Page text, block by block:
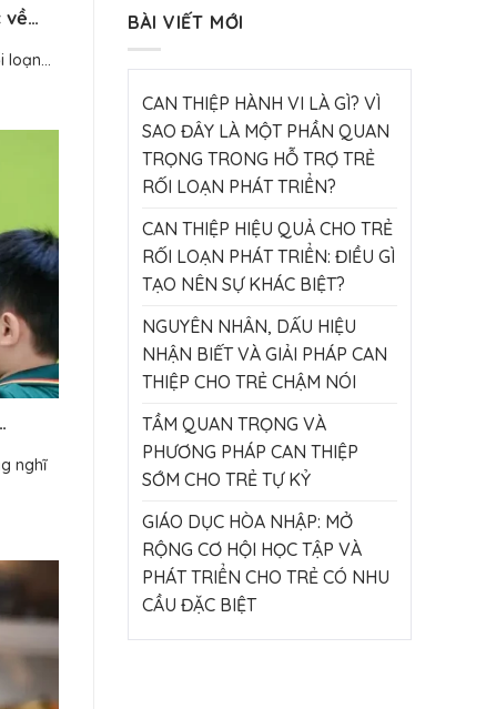
về
loạn...
nghĩ
BÀI VIẾT MỚI
CAN THIỆP HÀNH VI LÀ GÌ? VÌ
SAO ĐÂY LÀ MỘT PHẦN QUAN
TRỌNG TRONG HỖ TRỢ TRẺ
RỐI LOẠN PHÁT TRIỂN?
CAN THIỆP HIỆU QUẢ CHO TRẺ
RỐI LOẠN PHÁT TRIỂN: ĐIỀU GÌ
TẠO NÊN SỰ KHÁC BIỆT?
NGUYÊN NHÂN, DẤU HIỆU
NHẬN BIẾT VÀ GIẢI PHÁP CAN
THIỆP CHO TRẺ CHẬM NÓI
TẦM QUAN TRỌNG VÀ
PHƯƠNG PHÁP CAN THIỆP
SỚM CHO TRẺ TỰ KỶ
GIÁO DỤC HÒA NHẬP: MỞ
RỘNG CƠ HỘI HỌC TẬP VÀ
PHÁT TRIỂN CHO TRẺ CÓ NHU
CẦU ĐẶC BIỆT